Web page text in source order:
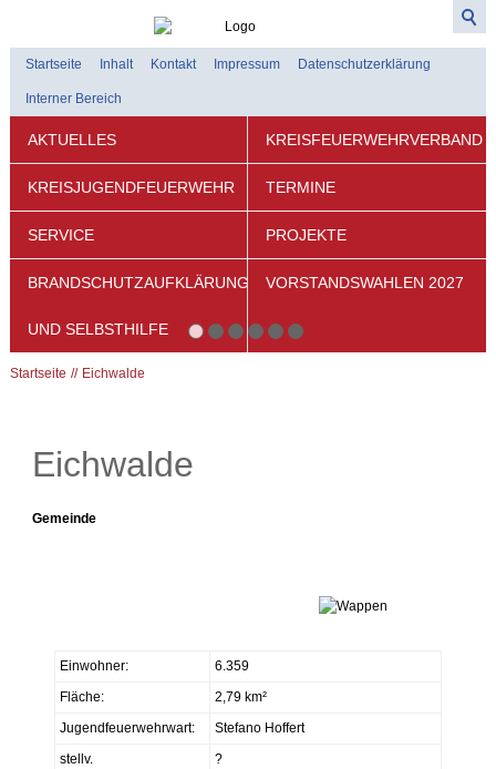
Startseite Inhalt Kontakt Impressum Datenschutzerklärung
Interner Bereich
AKTUELLES KREISFEUERWEHRVERBAND
KREISJUGENDFEUERWEHR TERMINE
SERVICE PROJEKTE
BRANDSCHUTZAUFKLÄRUNG
UND SELBSTHILFE
VORSTANDSWAHLEN 2027
Startseite Eichwalde
Eichwalde
Gemeinde
Einwohner:
6.359
Fläche:
2,79 km²
Jugendfeuerwehrwart:
Stefano Hoffert
stellv.
?